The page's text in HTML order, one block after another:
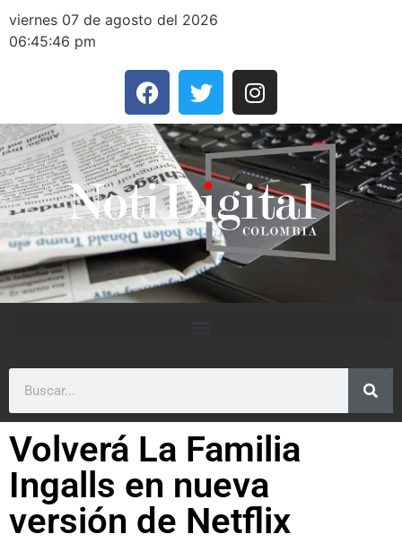
viernes 07 de agosto del 2026
06:45:46 pm
Volverá La Familia
Ingalls en nueva
versión de Netflix